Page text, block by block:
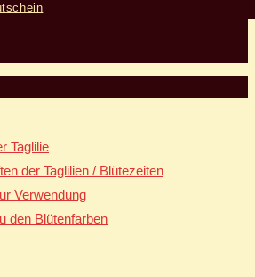
Taglilie
der Taglilien / Blütezeiten
Verwendung
den Blütenfarben